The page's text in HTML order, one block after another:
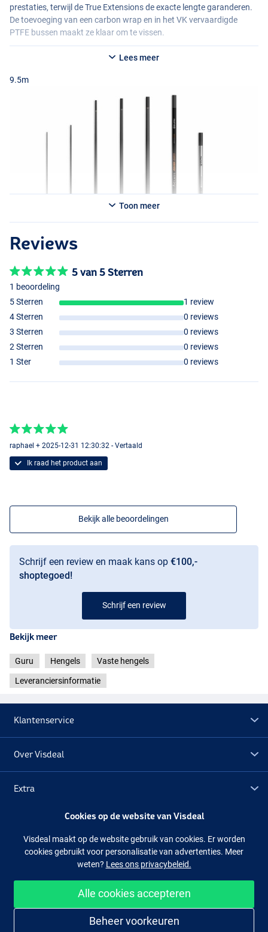
prestaties, terwijl de True Extensions de exacte lengte garanderen.
De toevoeging van een carbon wrap en in het VK vervaardigde
PTFE bussen maakt ze klaar om te vissen.
- Keuze uit 3 lengtes
- Guru Performance Point Alignment Systeem
- Wrijvingsvrije Mat Tape afwerking
- In carbon gewikkeld om in de Pulla Bushes te passen
Lees meer
9.5m
11.5m
Toon meer
Reviews
5 van 5 Sterren
1 beoordeling
5 Sterren
1 review
4 Sterren
0 reviews
3 Sterren
0 reviews
2 Sterren
0 reviews
1 Ster
0 reviews
raphael + 2025-12-31 12:30:32 - Vertaald
Ik raad het product aan
Bekijk alle beoordelingen
Schrijf een review en maak kans op €100,-
shoptegoed!
Schrijf een review
Bekijk meer
Guru Hengels Vaste hengels
Leveranciersinformatie
Klantenservice
Over Visdeal
Extra
Facebook Instagram
Makkelijk en veilig shoppen
Cookies op de website van Visdeal
Visdeal maakt op de website gebruik van cookies. Er worden
cookies gebruikt voor personalisatie van advertenties. Meer
weten? Lees ons privacybeleid.
Alle cookies accepteren
Beheer voorkeuren